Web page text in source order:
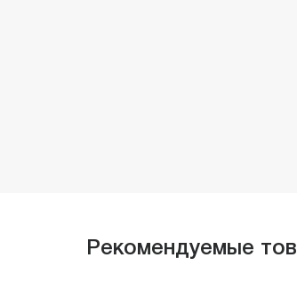
Рекомендуемые